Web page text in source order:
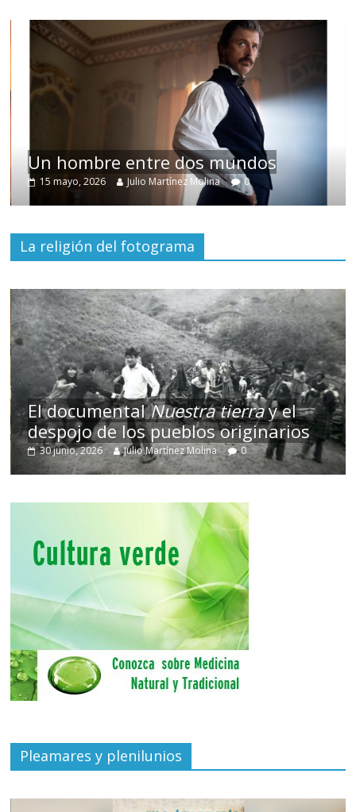
Un hombre entre dos mundos
15 mayo, 2026 Julio Martínez Molina 0
La religión del fotograma
El documentalNuestra tierray el
despojo de los pueblos originarios
30 junio, 2026 Julio Martínez Molina 0
Pleamares y plenilunios